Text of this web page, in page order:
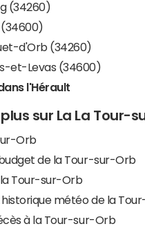
(34260)
(34600)
d'Orb (34260)
et-Levas (34600)
l'Hérault
sur La La Tour-
Orb
de la Tour-sur-Orb
Tour-sur-Orb
météo de la
à la Tour-sur-Orb